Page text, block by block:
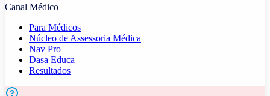
Canal Médico
Para Médicos
Núcleo de Assessoria Médica
Nav Pro
Dasa Educa
Resultados